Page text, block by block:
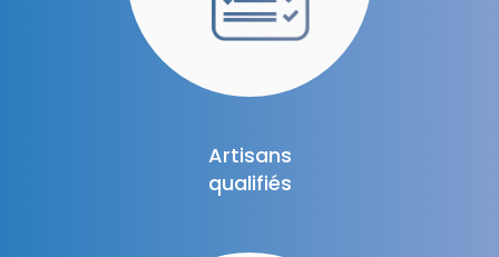
Artisans
qualifiés